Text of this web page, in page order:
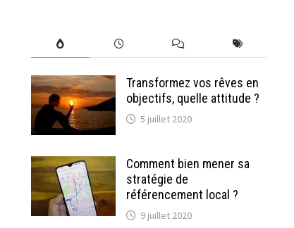
Transformez vos rêves en
objectifs, quelle attitude ?
5 juillet 2020
Comment bien mener sa
stratégie de
référencement local ?
9 juillet 2020